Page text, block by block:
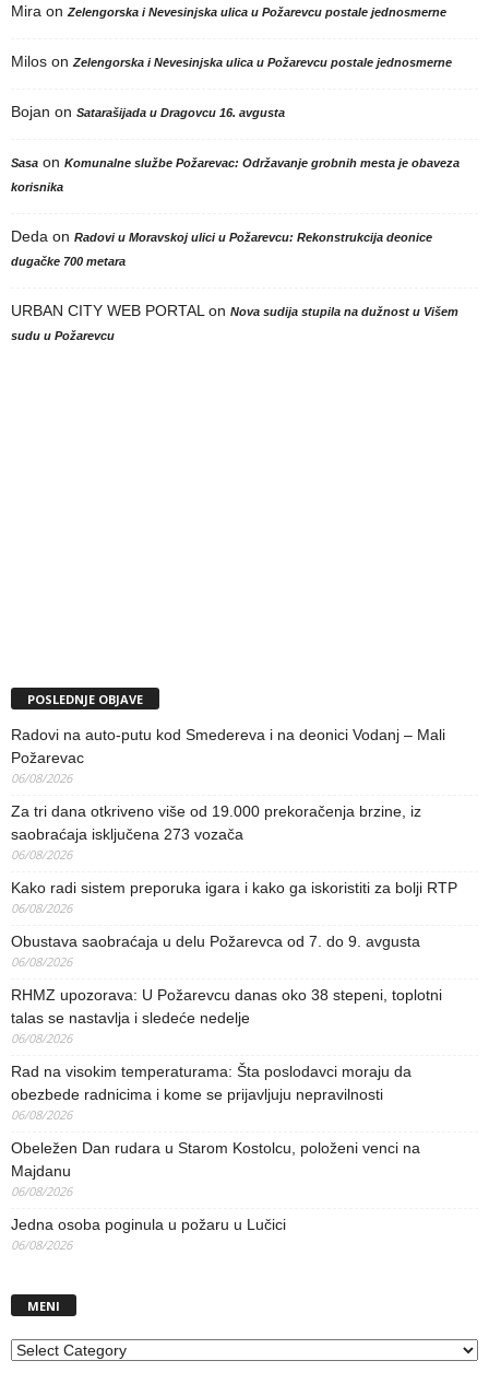
Mira on Zelengorska i Nevesinjska ulica u Požarevcu postale jednosmerne
Milos on Zelengorska i Nevesinjska ulica u Požarevcu postale jednosmerne
Bojan on Satarašijada u Dragovcu 16. avgusta
Sasa on Komunalne službe Požarevac: Održavanje grobnih mesta je obaveza
korisnika
Deda on Radovi u Moravskoj ulici u Požarevcu: Rekonstrukcija deonice
dugačke 700 metara
URBAN CITY WEB PORTAL on Nova sudija stupila na dužnost u Višem
sudu u Požarevcu
POSLEDNJE OBJAVE
Radovi na auto-putu kod Smedereva i na deonici Vodanj – Mali
Požarevac
06/08/2026
Za tri dana otkriveno više od 19.000 prekoračenja brzine, iz
saobraćaja isključena 273 vozača
06/08/2026
Kako radi sistem preporuka igara i kako ga iskoristiti za bolji RTP
06/08/2026
Obustava saobraćaja u delu Požarevca od 7. do 9. avgusta
06/08/2026
RHMZ upozorava: U Požarevcu danas oko 38 stepeni, toplotni
talas se nastavlja i sledeće nedelje
06/08/2026
Rad na visokim temperaturama: Šta poslodavci moraju da
obezbede radnicima i kome se prijavljuju nepravilnosti
06/08/2026
Obeležen Dan rudara u Starom Kostolcu, položeni venci na
Majdanu
06/08/2026
Jedna osoba poginula u požaru u Lučici
06/08/2026
MENI
MENI